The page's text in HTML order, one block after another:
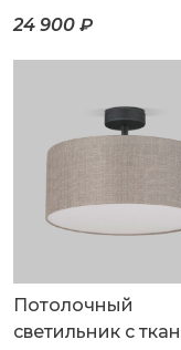
абажуром
24 900 ₽
Потолочный
светильник с